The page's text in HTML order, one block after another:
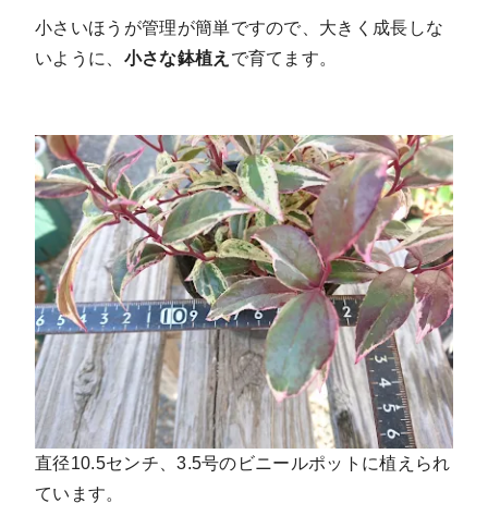
小さいほうが管理が簡単ですので、大きく成長しな
いように、 小さな鉢植え で育てます。
直径10.5センチ、3.5号のビニールポットに植えられ
ています。